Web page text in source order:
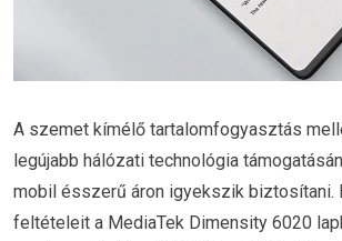
A szemet kímélő tartalomfogyasztás
legújabb hálózati technológia
mobil ésszerű áron igyekszik biztosítani.
feltételeit a MediaTek Dimensity 6020